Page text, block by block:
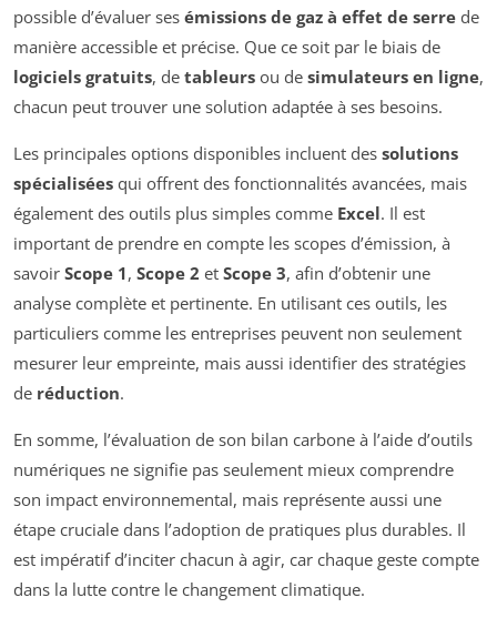
possible d’évaluer ses émissions de gaz à effet de serre de
manière accessible et précise. Que ce soit par le biais de
logiciels gratuits, de tableurs ou de simulateurs en ligne,
chacun peut trouver une solution adaptée à ses besoins.
Les principales options disponibles incluent des solutions
spécialisées qui offrent des fonctionnalités avancées, mais
également des outils plus simples comme Excel. Il est
important de prendre en compte les scopes d’émission, à
savoir Scope 1, Scope 2 et Scope 3, afin d’obtenir une
analyse complète et pertinente. En utilisant ces outils, les
particuliers comme les entreprises peuvent non seulement
mesurer leur empreinte, mais aussi identifier des stratégies
de réduction.
En somme, l’évaluation de son bilan carbone à l’aide d’outils
numériques ne signifie pas seulement mieux comprendre
son impact environnemental, mais représente aussi une
étape cruciale dans l’adoption de pratiques plus durables. Il
est impératif d’inciter chacun à agir, car chaque geste compte
dans la lutte contre le changement climatique.